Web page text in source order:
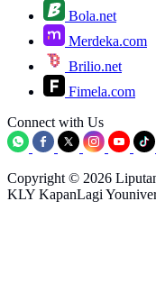
Bola.net
Merdeka.com
Brilio.net
Fimela.com
Connect with Us
Copyright © 2026
KLY KapanLagi